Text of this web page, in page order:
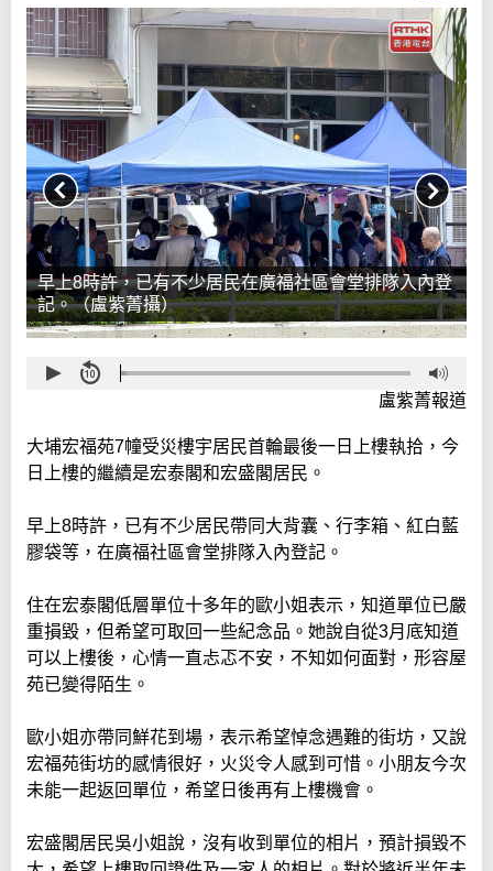
早上8時許，已有不少居民在廣福社區會堂排隊入內登
記。（盧紫菁攝）
盧紫菁報道
大埔宏福苑7幢受災樓宇居民首輪最後一日上樓執拾，今
日上樓的繼續是宏泰閣和宏盛閣居民。
早上8時許，已有不少居民帶同大背囊、行李箱、紅白藍
膠袋等，在廣福社區會堂排隊入內登記。
住在宏泰閣低層單位十多年的歐小姐表示，知道單位已嚴
重損毀，但希望可取回一些紀念品。她說自從3月底知道
可以上樓後，心情一直忐忑不安，不知如何面對，形容屋
苑已變得陌生。
歐小姐亦帶同鮮花到場，表示希望悼念遇難的街坊，又說
宏福苑街坊的感情很好，火災令人感到可惜。小朋友今次
未能一起返回單位，希望日後再有上樓機會。
宏盛閣居民吳小姐說，沒有收到單位的相片，預計損毀不